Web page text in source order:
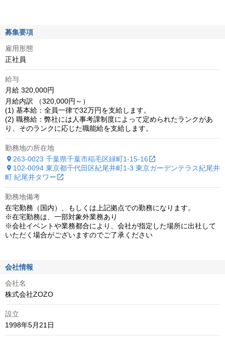
募集要項
雇用形態
正社員
給与
月給 320,000円
月給内訳 （320,000円～）
(1) 基本給：全員一律で32万円を支給します。
(2) 職務給：弊社には人事考課制度によって定められたランクがあ
り、そのランクに応じた職能給を支給します。
勤務地の所在地
263-0023 千葉県千葉市稲毛区緑町1-15-16
102-0094 東京都千代田区紀尾井町1-3 東京ガーデンテラス紀尾井
町 紀尾井タワー
勤務地備考
在宅勤務（国内）、もしくは上記拠点での勤務になります。
※在宅勤務は、一部対象外業務あり
※会社イベントや業務都合により、会社が指定した場所に出社して
いただく場合がございますのでご了承ください
会社情報
会社名
株式会社ZOZO
設立
1998年5月21日